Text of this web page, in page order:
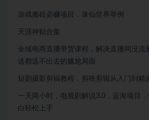
游戏搬砖必赚项目，诛仙世界举例
天涯神贴合集
全域电商直播带货课程，解决直播间没流
送都送不出去的尴尬局面
短剧摄影剪辑教程，剪映剪辑从入门到精
一天两小时，电视剧解说3.0，蓝海项目
白轻松上手